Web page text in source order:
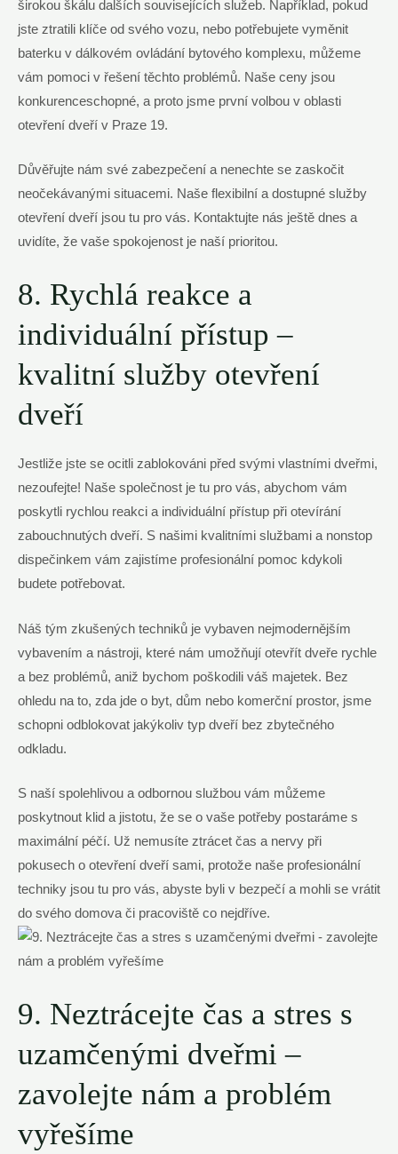
širokou škálu dalších souvisejících služeb. Například, pokud
jste ztratili klíče od svého vozu, nebo potřebujete vyměnit
baterku v dálkovém ovládání bytového komplexu, můžeme
vám pomoci v řešení těchto problémů. Naše ceny jsou
konkurenceschopné, a proto jsme první volbou v oblasti
otevření dveří v Praze 19.
Důvěřujte nám své zabezpečení a nenechte se zaskočit
neočekávanými situacemi. Naše flexibilní a dostupné služby
otevření dveří jsou tu pro vás. Kontaktujte nás ještě dnes a
uvidíte, že vaše spokojenost je naší prioritou.
8. Rychlá reakce a
individuální přístup –
kvalitní služby otevření
dveří
Jestliže jste se ocitli zablokováni před svými vlastními dveřmi,
nezoufejte! Naše společnost je tu pro vás, abychom vám
poskytli rychlou reakci a individuální přístup při otevírání
zabouchnutých dveří. S našimi kvalitními službami a nonstop
dispečinkem vám zajistíme profesionální pomoc kdykoli
budete potřebovat.
Náš tým zkušených techniků je vybaven nejmodernějším
vybavením a nástroji, které nám umožňují otevřít dveře rychle
a bez problémů, aniž bychom poškodili váš majetek. Bez
ohledu na to, zda jde o byt, dům nebo komerční prostor, jsme
schopni odblokovat jakýkoliv typ dveří bez zbytečného
odkladu.
S naší spolehlivou a odbornou službou vám můžeme
poskytnout klid a jistotu, že se o vaše potřeby postaráme s
maximální péčí. Už nemusíte ztrácet čas a nervy při
pokusech o otevření dveří sami, protože naše profesionální
techniky jsou tu pro vás, abyste byli v bezpečí a mohli se vrátit
do svého domova či pracoviště co nejdříve.
9. Neztrácejte čas a stres s
uzamčenými dveřmi –
zavolejte nám a problém
vyřešíme